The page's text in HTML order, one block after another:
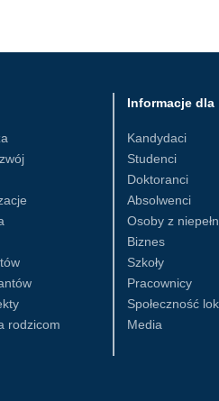
rodzicom
Informacje dla
Kandydaci
Studenci
Doktoranci
Absolwenci
Osoby z
Biznes
Szkoły
Pracownicy
Społeczność
Media